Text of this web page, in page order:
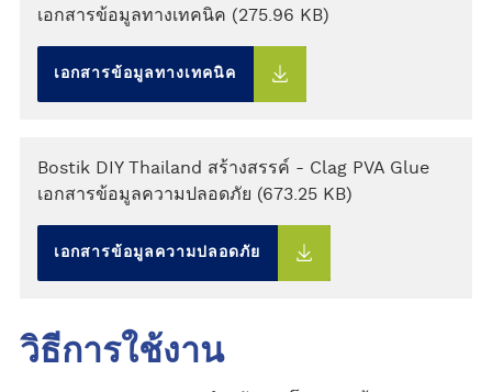
เอกสารข้อมูลทางเทคนิค (275.96 KB)
เอกสารข้อมูลทางเทคนิค
Bostik DIY Thailand สร้างสรรค์ - Clag PVA Glue
เอกสารข้อมูลความปลอดภัย (673.25 KB)
เอกสารข้อมูลความปลอดภัย
วิธีการใช้งาน